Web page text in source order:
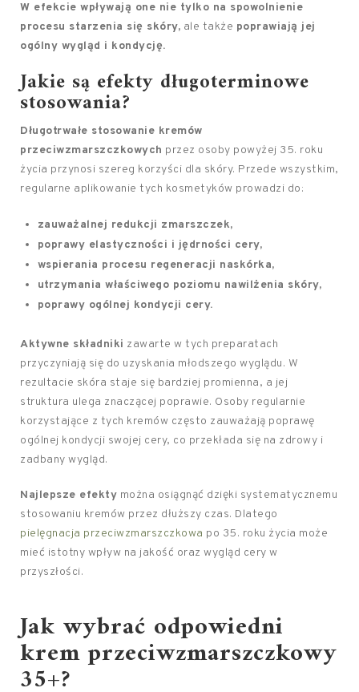
W efekcie wpływają one nie tylko na spowolnienie
procesu starzenia się skóry, ale także poprawiają jej
ogólny wygląd i kondycję.
Jakie są efekty długoterminowe
stosowania?
Długotrwałe stosowanie kremów
przeciwzmarszczkowych przez osoby powyżej 35. roku
życia przynosi szereg korzyści dla skóry. Przede wszystkim,
regularne aplikowanie tych kosmetyków prowadzi do:
zauważalnej redukcji zmarszczek,
poprawy elastyczności i jędrności cery,
wspierania procesu regeneracji naskórka,
utrzymania właściwego poziomu nawilżenia skóry,
poprawy ogólnej kondycji cery.
Aktywne składniki zawarte w tych preparatach
przyczyniają się do uzyskania młodszego wyglądu. W
rezultacie skóra staje się bardziej promienna, a jej
struktura ulega znaczącej poprawie. Osoby regularnie
korzystające z tych kremów często zauważają poprawę
ogólnej kondycji swojej cery, co przekłada się na zdrowy i
zadbany wygląd.
Najlepsze efekty można osiągnąć dzięki systematycznemu
stosowaniu kremów przez dłuższy czas. Dlatego
pielęgnacja przeciwzmarszczkowa po 35. roku życia może
mieć istotny wpływ na jakość oraz wygląd cery w
przyszłości.
Jak wybrać odpowiedni
krem przeciwzmarszczkowy
35+?